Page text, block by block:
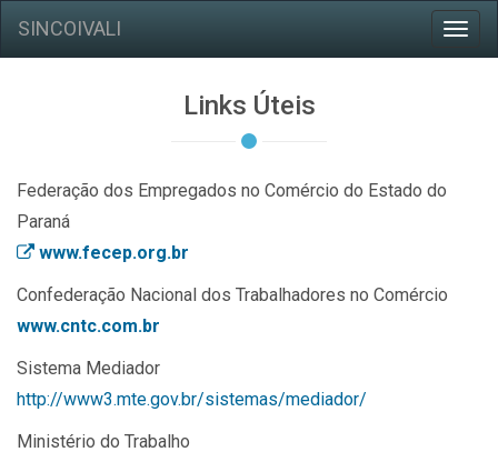
SINCOIVALI
Links Úteis
Federação dos Empregados no Comércio do Estado do
Paraná
www.fecep.org.br
Confederação Nacional dos Trabalhadores no Comércio
www.cntc.com.br
Sistema Mediador
http://www3.mte.gov.br/sistemas/mediador/
Ministério do Trabalho